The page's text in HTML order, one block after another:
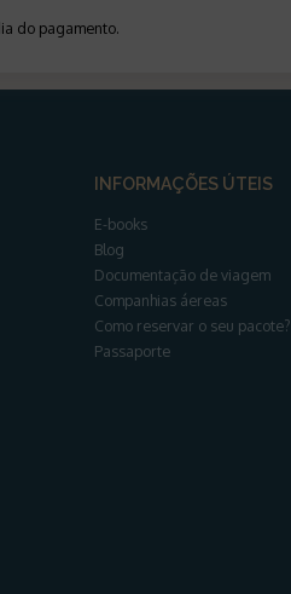
do pagamento.
INFORMAÇÕES ÚTEIS
E-books
Blog
Documentação de viagem
Companhias áereas
Como reservar o seu pacote?
Passaporte